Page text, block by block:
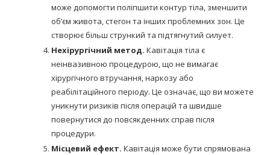
може допомогти поліпшити контур тіла, зменшити
об’єм живота, стегон та інших проблемних зон. Це
створює більш стрункий та підтягнутий силует.
Нехірургічний метод. Кавітація тіла є
неінвазивною процедурою, що не вимагає
хірургічного втручання, наркозу або
реабілітаційного періоду. Це означає, що ви можете
уникнути ризиків після операцій та швидше
повернутися до повсякденних справ після
процедури.
Місцевий ефект. Кавітація може бути спрямована